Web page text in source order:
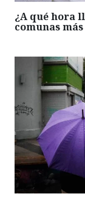
¿A qué hora
comunas